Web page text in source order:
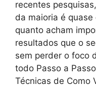
recentes
da maioria é
quanto acham
resultados que o
sem perder o foco
todo Passo a
Técnicas de Como